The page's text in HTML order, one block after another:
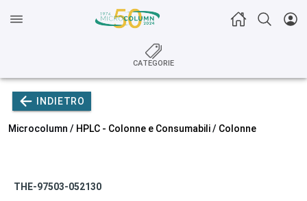
CATEGORIE
INDIETRO
Microcolumn / HPLC - Colonne e Consumabili/ Colonne
THE-97503-052130